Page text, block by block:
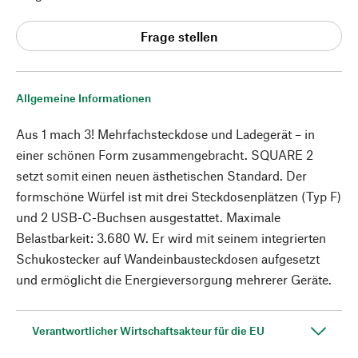
Allgemeine Informationen
Aus 1 mach 3! Mehrfachsteckdose und Ladegerät – in
einer schönen Form zusammengebracht. SQUARE 2
setzt somit einen neuen ästhetischen Standard. Der
formschöne Würfel ist mit drei Steckdosenplätzen (Typ F)
und 2 USB-C-Buchsen ausgestattet. Maximale
Belastbarkeit: 3.680 W. Er wird mit seinem integrierten
Schukostecker auf Wandeinbausteckdosen aufgesetzt
und ermöglicht die Energieversorgung mehrerer Geräte.
Verantwortlicher Wirtschaftsakteur für die EU
Frage stellen